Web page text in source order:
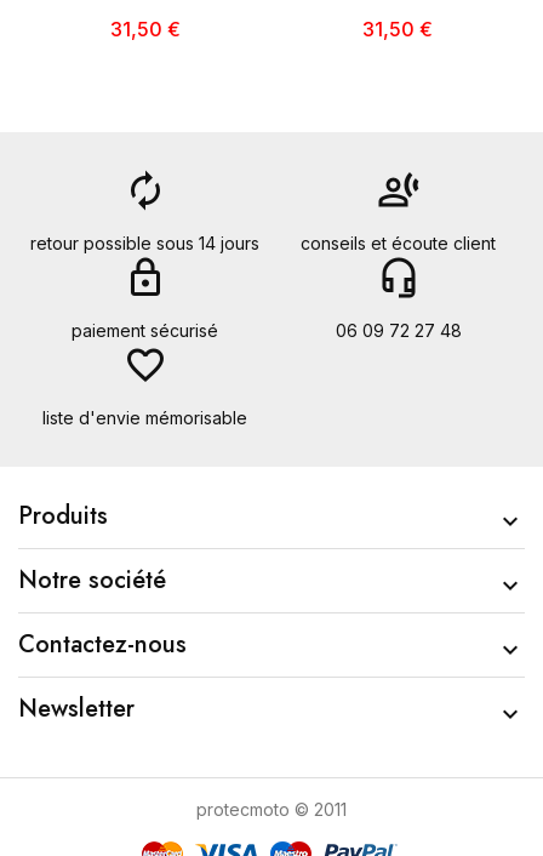
31,50 € 31,50 €
autorenew
retour possible sous 14 jours
transcribe
conseils et écoute client
lock
paiement sécurisé
headset_mic
06 09 72 27 48
favorite_border
liste d'envie mémorisable
Produits 
Notre société 
Contactez-nous 
Newsletter 
protecmoto © 2011